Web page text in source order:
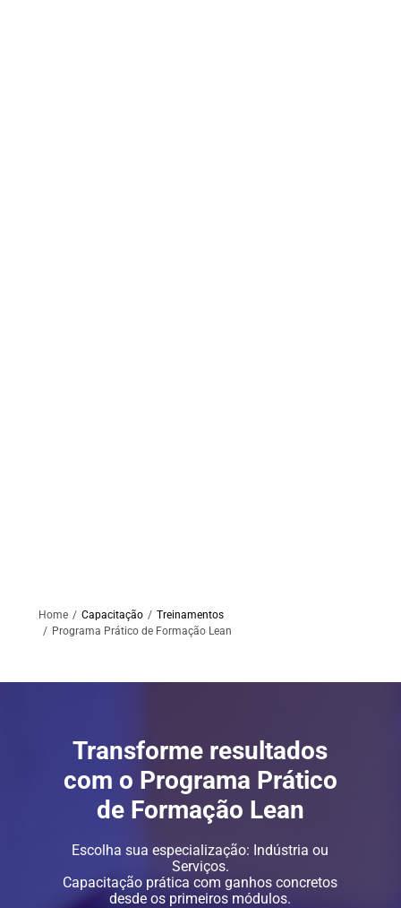
Home Capacitação
Treinamentos
Programa Prático de Formação Lean
Transforme resultados
com o Programa Prático
de Formação Lean
Escolha sua especialização: Indústria ou
Serviços.
Capacitação prática com ganhos concretos
desde os primeiros módulos.